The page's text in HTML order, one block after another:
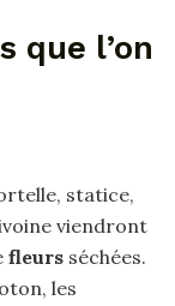
que l’on
statice,
viendront
fleurs séchées.
les